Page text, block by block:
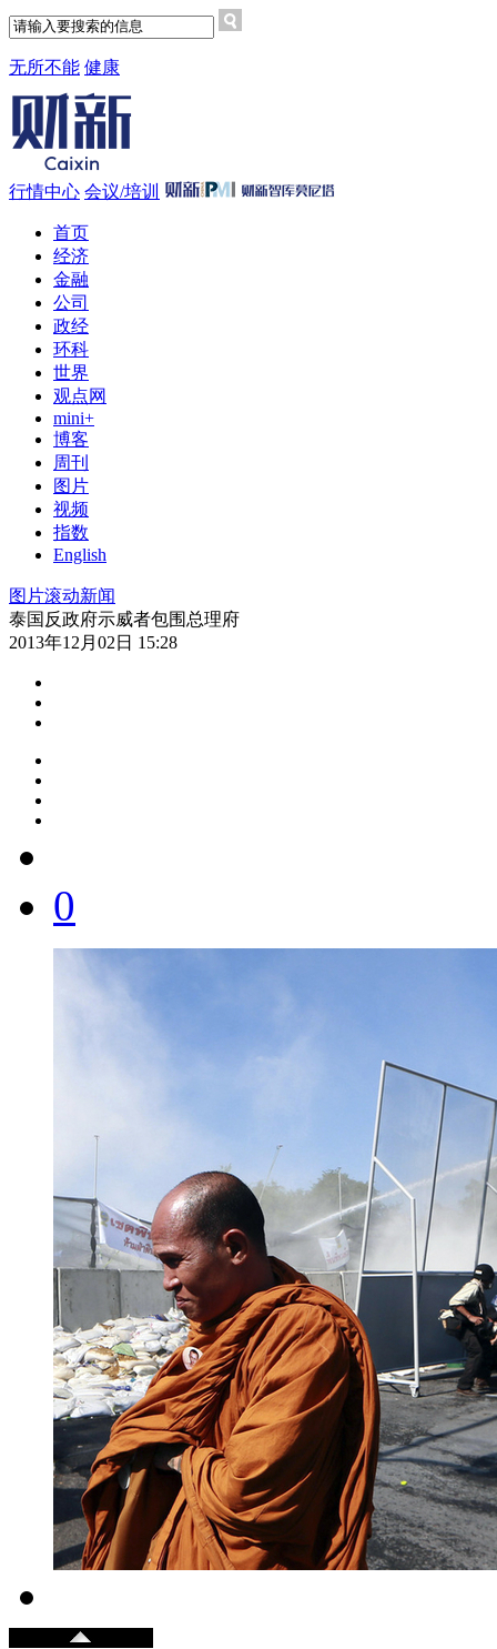
无所不能 健康
行情中心 会议/培训
首页
经济
金融
公司
政经
环科
世界
观点网
mini+
博客
周刊
图片
视频
指数
English
图片滚动新闻
泰国反政府示威者包围总理府
2013年12月02日 15:28
0